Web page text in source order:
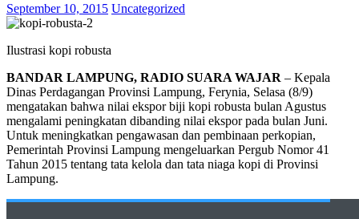
September 10, 2015 Uncategorized
Ilustrasi kopi robusta
BANDAR LAMPUNG, RADIO SUARA WAJAR – Kepala
Dinas Perdagangan Provinsi Lampung, Ferynia, Selasa (8/9)
mengatakan bahwa nilai ekspor biji kopi robusta bulan Agustus
mengalami peningkatan dibanding nilai ekspor pada bulan Juni.
Untuk meningkatkan pengawasan dan pembinaan perkopian,
Pemerintah Provinsi Lampung mengeluarkan Pergub Nomor 41
Tahun 2015 tentang tata kelola dan tata niaga kopi di Provinsi
Lampung.